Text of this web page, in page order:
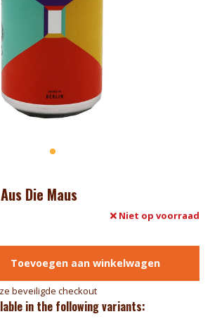
Die Maus
Niet op voorraad
Toevoegen aan winkelwagen
beveiligde checkout
in the following variants: